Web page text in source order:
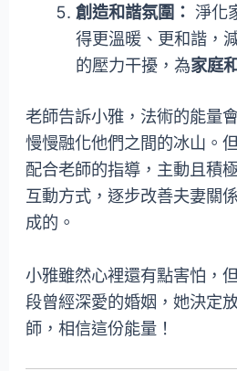
創造和諧氛圍： 淨化
得更溫暖、更和諧，
的壓力干擾，為家庭
老師告訴小雅，法術的能量
慢慢融化他們之間的冰山。
配合老師的指導，主動且積
互動方式，逐步改善夫妻關
成的。
小雅雖然心裡還有點害怕，
段曾經深愛的婚姻，她決定
師，相信這份能量！